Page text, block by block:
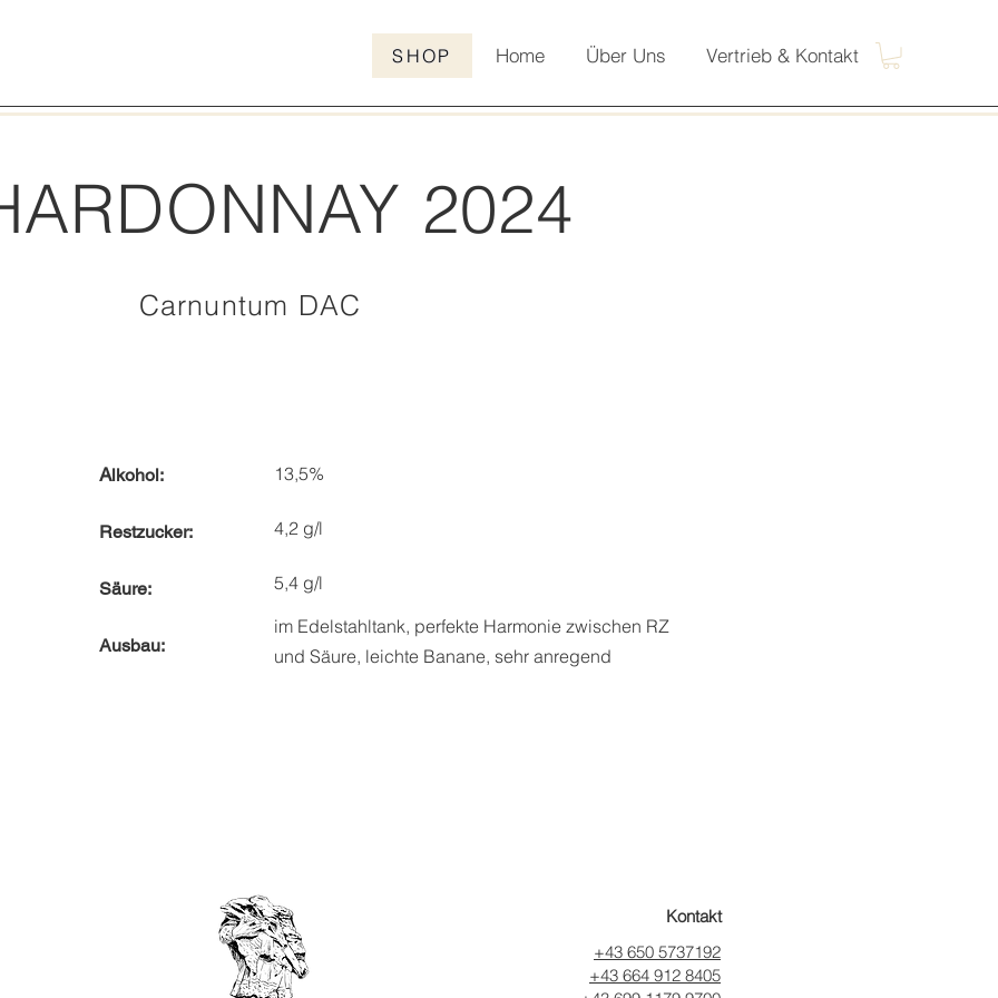
SHOP Home Über Uns Vertrieb & Kontakt
2024
Carnuntum DAC
Alkohol:
Restzucker:
Säure:
Ausbau:
13,5%
4,2 g/l
5,4 g/l
im Edelstahltank, perfekte Harmonie zwischen RZ
und Säure, leichte Banane, sehr anregend
Kontakt
+43 650 5737192
+43 664 912 8405